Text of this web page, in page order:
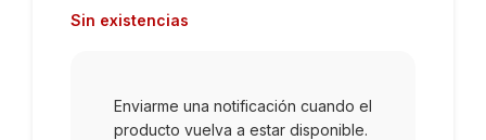
Sin existencias
Enviarme una notificación cuando el
producto vuelva a estar disponible.